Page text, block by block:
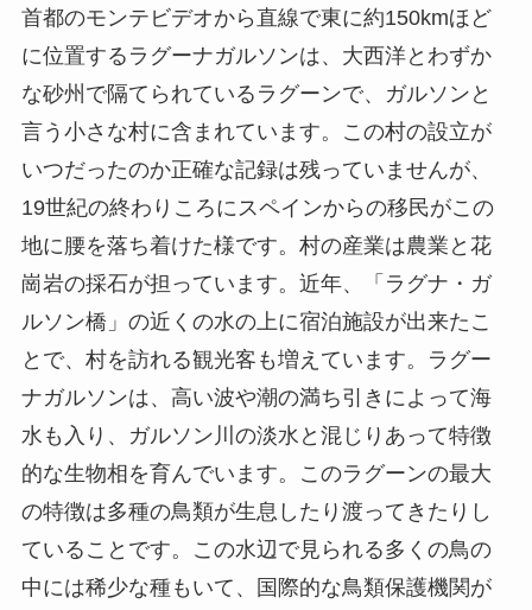
首都のモンテビデオから直線で東に約150kmほど
に位置するラグーナガルソンは、大西洋とわずか
な砂州で隔てられているラグーンで、ガルソンと
言う小さな村に含まれています。この村の設立が
いつだったのか正確な記録は残っていませんが、
19世紀の終わりころにスペインからの移民がこの
地に腰を落ち着けた様です。村の産業は農業と花
崗岩の採石が担っています。近年、「ラグナ・ガ
ルソン橋」の近くの水の上に宿泊施設が出来たこ
とで、村を訪れる観光客も増えています。ラグー
ナガルソンは、高い波や潮の満ち引きによって海
水も入り、ガルソン川の淡水と混じりあって特徴
的な生物相を育んでいます。このラグーンの最大
の特徴は多種の鳥類が生息したり渡ってきたりし
ていることです。この水辺で見られる多くの鳥の
中には稀少な種もいて、国際的な鳥類保護機関が